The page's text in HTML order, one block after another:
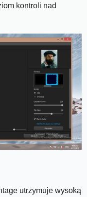
kontroli nad
utrzymuje wysoką